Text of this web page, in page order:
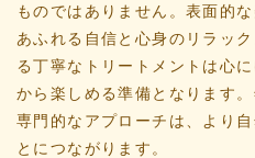
ものではありません。表面的
あふれる自信と心身のリラッ
る丁寧なトリートメントは心
から楽しめる準備となります
専門的なアプローチは、より
とにつながります。